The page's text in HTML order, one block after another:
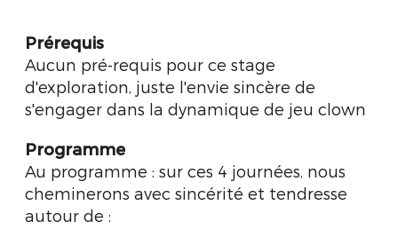
Prérequis
Aucun pré-requis pour ce stage
d'exploration, juste l'envie sincère de
s'engager dans la dynamique de jeu clown
Programme
Au programme : sur ces 4 journées, nous
cheminerons avec sincérité et tendresse
autour de :